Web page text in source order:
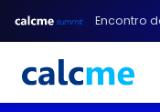
para
conteúdo
Encontro